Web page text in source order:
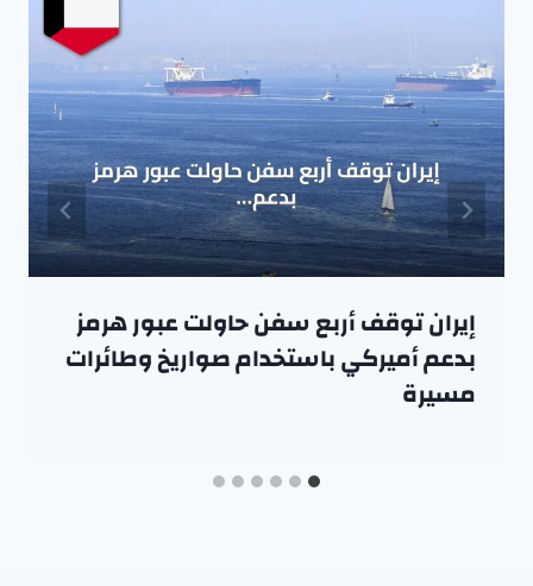
إيران توقف أربع سفن حاولت عبور هرمز
بدعم أميركي باستخدام صواريخ وطائرات
مسيرة